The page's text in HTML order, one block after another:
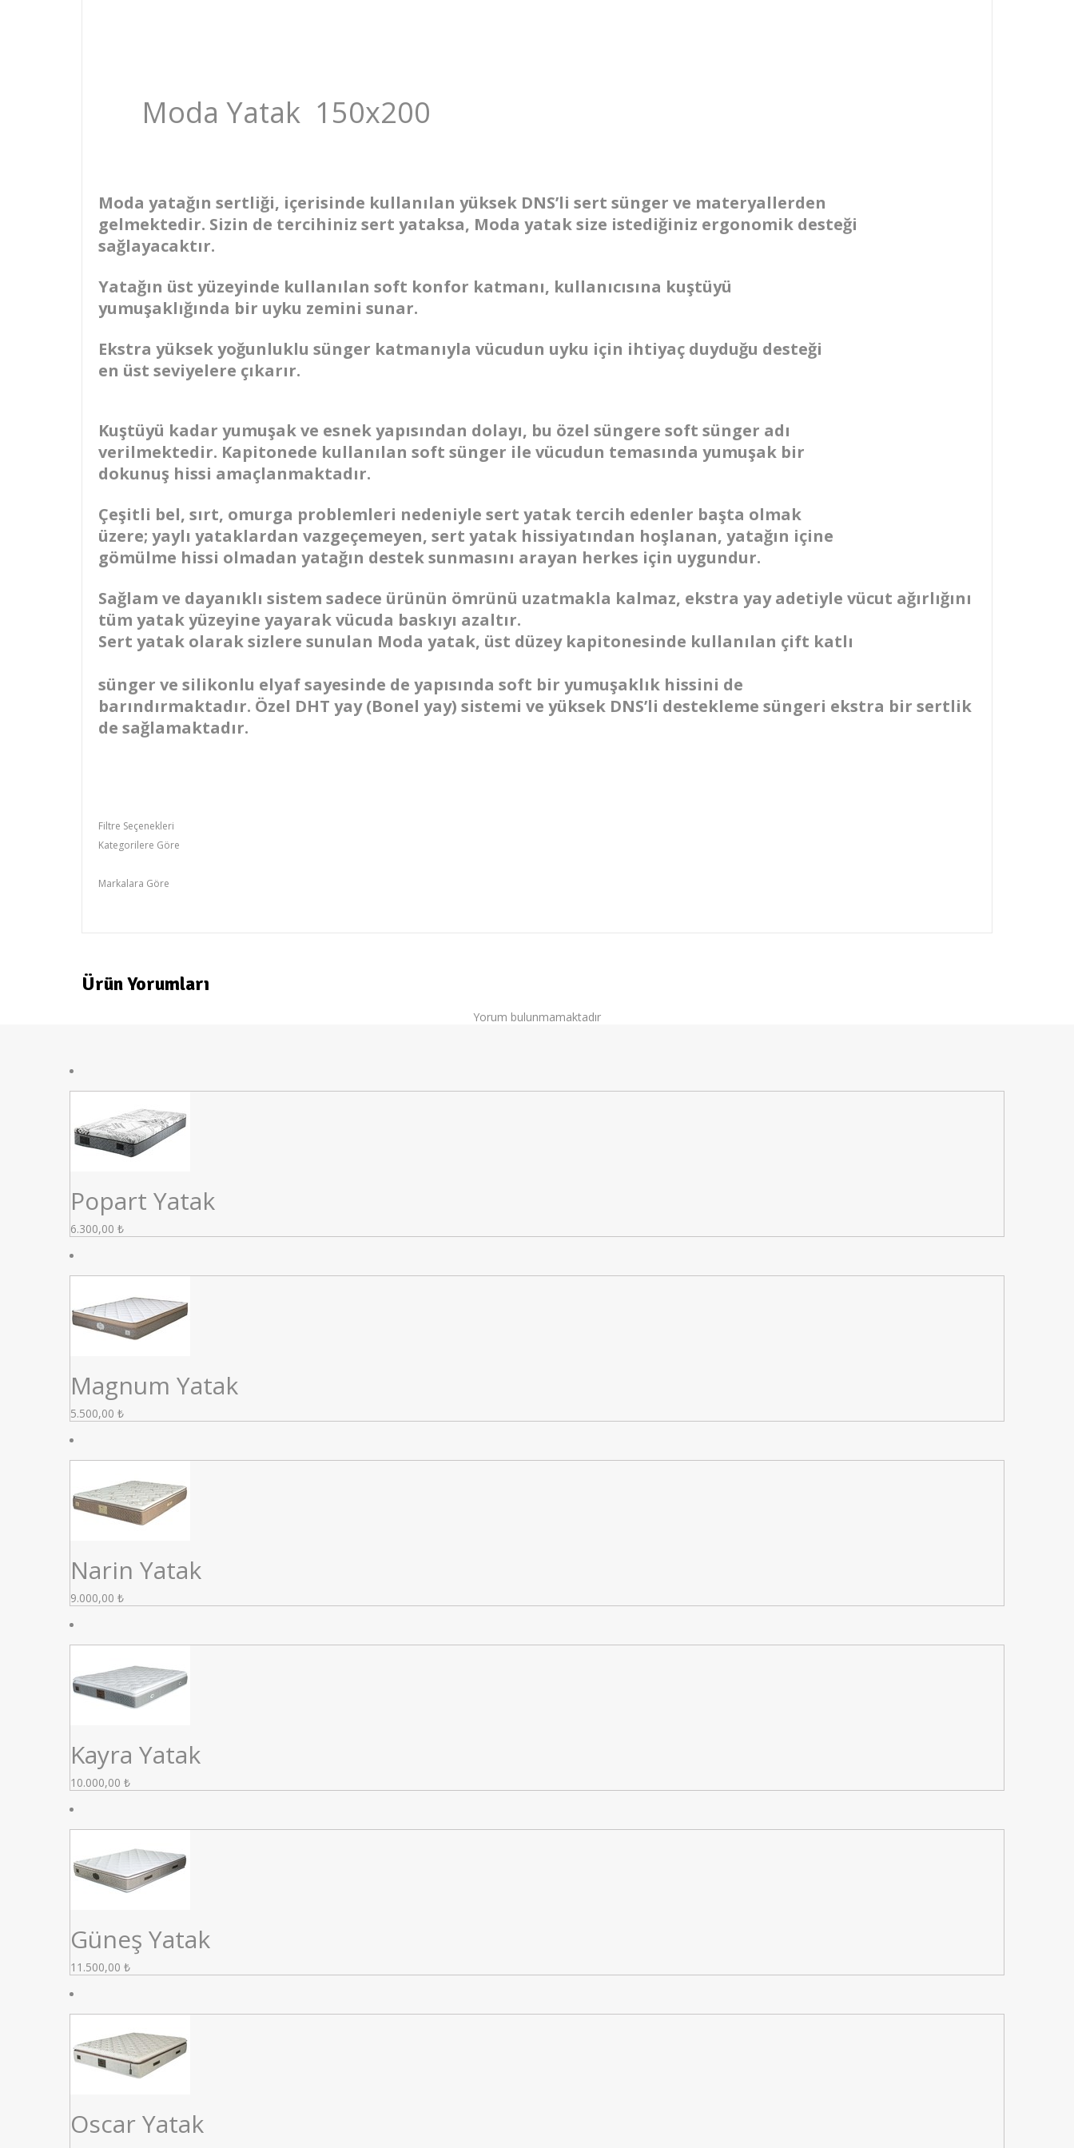
Moda Yatak 150x200
Moda yatağın sertliği, içerisinde kullanılan yüksek DNS’li sert sünger ve materyallerden
gelmektedir. Sizin de tercihiniz sert yataksa, Moda yatak size istediğiniz ergonomik desteği
sağlayacaktır.
Yatağın üst yüzeyinde kullanılan soft konfor katmanı, kullanıcısına kuştüyü
yumuşaklığında bir uyku zemini sunar.
Ekstra yüksek yoğunluklu sünger katmanıyla vücudun uyku için ihtiyaç duyduğu desteği
en üst seviyelere çıkarır.
Kuştüyü kadar yumuşak ve esnek yapısından dolayı, bu özel süngere soft sünger adı
verilmektedir. Kapitonede kullanılan soft sünger ile vücudun temasında yumuşak bir
dokunuş hissi amaçlanmaktadır.
Çeşitli bel, sırt, omurga problemleri nedeniyle sert yatak tercih edenler başta olmak
üzere; yaylı yataklardan vazgeçemeyen, sert yatak hissiyatından hoşlanan, yatağın içine
gömülme hissi olmadan yatağın destek sunmasını arayan herkes için uygundur.
Sağlam ve dayanıklı sistem sadece ürünün ömrünü uzatmakla kalmaz, ekstra yay adetiyle vücut ağırlığını
tüm yatak yüzeyine yayarak vücuda baskıyı azaltır.
Sert yatak olarak sizlere sunulan Moda yatak, üst düzey kapitonesinde kullanılan çift katlı
sünger ve silikonlu elyaf sayesinde de yapısında soft bir yumuşaklık hissini de
barındırmaktadır. Özel DHT yay (Bonel yay) sistemi ve yüksek DNS’li destekleme süngeri ekstra bir sertlik
de sağlamaktadır.
Filtre Seçenekleri
Kategorilere Göre
Markalara Göre
Ürün Yorumları
Yorum bulunmamaktadır
Popart Yatak
6.300,00 ₺
Magnum Yatak
5.500,00 ₺
Narin Yatak
9.000,00 ₺
Kayra Yatak
10.000,00 ₺
Güneş Yatak
11.500,00 ₺
Oscar Yatak